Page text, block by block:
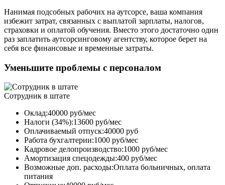
Нанимая подсобных рабочих на аутсорсе, ваша компания
избежит затрат, связанных с выплатой зарплаты, налогов,
страховки и оплатой обучения. Вместо этого достаточно один
раз заплатить аутсорсинговому агентству, которое берет на
себя все финансовые и временные затраты.
Уменьшите проблемы с персоналом
Сотрудник в штате
Оклад:40000 руб/мес
Налоги (34%):13600 руб/мес
Оплачиваемый отпуск:40000 руб
Работа бухгалтерии:1000 руб/мес
Кадровое делопроизводство:1000 руб/мес
Амортизация спецодежды:400 руб/мес
Возможные доп. расходы:Оплата больничных, оплата
питания